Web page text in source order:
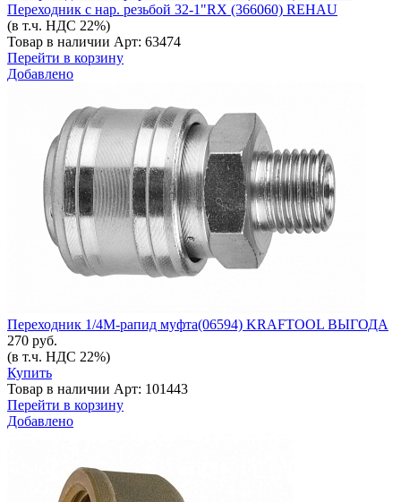
Переходник с нар. резьбой 32-1"RX (366060) REHAU
(в т.ч. НДС 22%)
Товар в наличии Арт: 63474
Перейти в корзину
Добавлено
Переходник 1/4М-рапид муфта(06594) KRAFTOOL ВЫГОДА
270 руб.
(в т.ч. НДС 22%)
Купить
Товар в наличии Арт: 101443
Перейти в корзину
Добавлено